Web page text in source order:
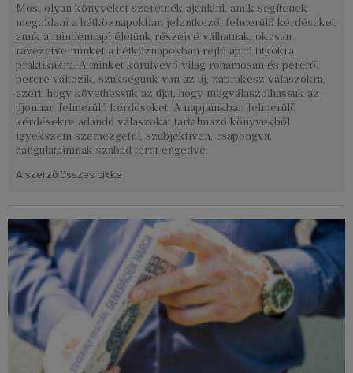
Most olyan könyveket szeretnék ajánlani, amik segítenek
megoldani a hétköznapokban jelentkező, felmerülő kérdéseket,
amik a mindennapi életünk részeivé válhatnak, okosan
rávezetve minket a hétköznapokban rejlő apró titkokra,
praktikákra. A minket körülvevő világ rohamosan és percről
percre változik, szükségünk van az új, naprakész válaszokra,
azért, hogy követhessük az újat, hogy megválaszolhassuk az
újonnan felmerülő kérdéseket. A napjainkban felmerülő
kérdésekre adandó válaszokat tartalmazó könyvekből
igyekszem szemezgetni, szubjektíven, csapongva,
hangulataimnak szabad teret engedve.
A szerző összes cikke